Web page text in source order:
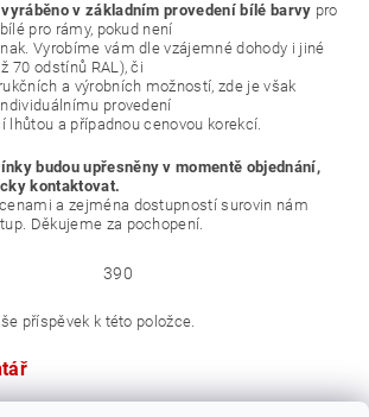
v základním provedení bílé barvy pro
pro rámy, pokud není
Vyrobíme vám dle vzájemné dohody i jiné
70 odstínů RAL), či
a výrobních možností, zde je však
provedení
lhůtou a případnou cenovou korekcí.
budou upřesněny v momentě objednání,
kontaktovat.
a zejména dostupností surovin nám
Děkujeme za pochopení.
390
příspěvek k této položce.